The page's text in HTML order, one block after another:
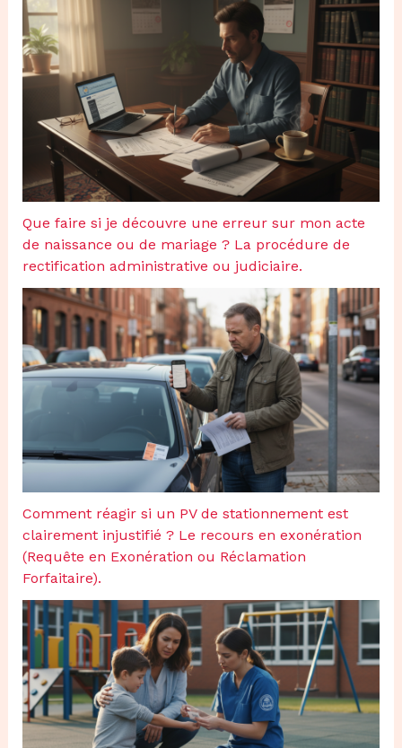
Que faire si je découvre une erreur sur mon acte
de naissance ou de mariage ? La procédure de
rectification administrative ou judiciaire.
Comment réagir si un PV de stationnement est
clairement injustifié ? Le recours en exonération
(Requête en Exonération ou Réclamation
Forfaitaire).